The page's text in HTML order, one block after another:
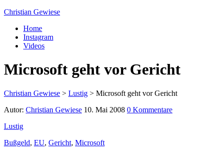
Christian Gewiese
Home
Instagram
Videos
Microsoft geht vor Gericht
Christian Gewiese > Lustig > Microsoft geht vor Gericht
Autor: Christian Gewiese 10. Mai 2008 0 Kommentare
Lustig
Bußgeld, EU, Gericht, Microsoft